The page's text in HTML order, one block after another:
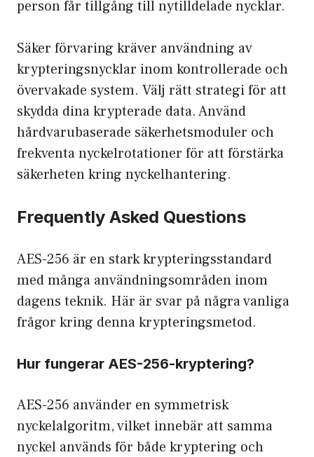
person får tillgång till nytilldelade nycklar.
Säker förvaring kräver användning av
krypteringsnycklar inom kontrollerade och
övervakade system. Välj rätt strategi för att
skydda dina krypterade data. Använd
hårdvarubaserade säkerhetsmoduler och
frekventa nyckelrotationer för att förstärka
säkerheten kring nyckelhantering.
Frequently Asked Questions
AES-256 är en stark krypteringsstandard
med många användningsområden inom
dagens teknik. Här är svar på några vanliga
frågor kring denna krypteringsmetod.
Hur fungerar AES-256-kryptering?
AES-256 använder en symmetrisk
nyckelalgoritm, vilket innebär att samma
nyckel används för både kryptering och